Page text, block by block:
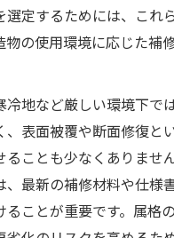
選定するためには、これ
物の使用環境に応じた補
冷地など厳しい環境下で
、表面被覆や断面修復と
ることも少なくありませ
、最新の補修材料や仕様
ることが重要です。属格